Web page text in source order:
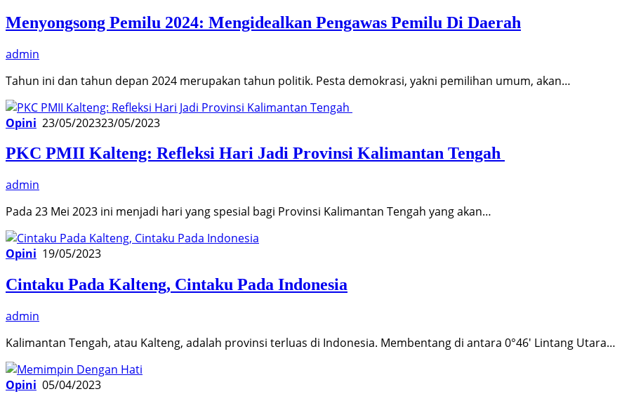
Menyongsong Pemilu 2024: Mengidealkan Pengawas Pemilu Di Daerah
admin
Tahun ini dan tahun depan 2024 merupakan tahun politik. Pesta demokrasi, yakni pemilihan umum, akan…
Opini 23/05/202323/05/2023
PKC PMII Kalteng: Refleksi Hari Jadi Provinsi Kalimantan Tengah
admin
Pada 23 Mei 2023 ini menjadi hari yang spesial bagi Provinsi Kalimantan Tengah yang akan…
Opini 19/05/2023
Cintaku Pada Kalteng, Cintaku Pada Indonesia
admin
Kalimantan Tengah, atau Kalteng, adalah provinsi terluas di Indonesia. Membentang di antara 0°46′ Lintang Utara…
Opini 05/04/2023